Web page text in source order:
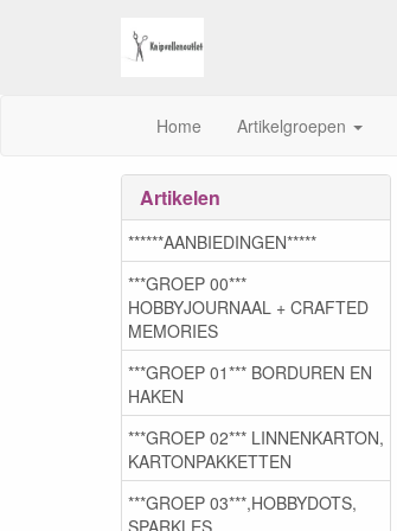
Home Artikelgroepen
Artikelen
******AANBIEDINGEN*****
***GROEP 00***
HOBBYJOURNAAL + CRAFTED
MEMORIES
***GROEP 01*** BORDUREN EN
HAKEN
***GROEP 02*** LINNENKARTON,
KARTONPAKKETTEN
***GROEP 03***,HOBBYDOTS,
SPARKLES